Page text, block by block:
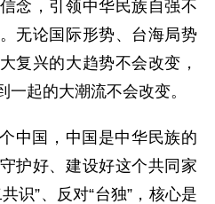
念，引领中华民族自强不
无论国际形势、台海局势
复兴的大趋势不会改变，
起的大潮流不会改变。
中国，中国是中华民族的
护好、建设好这个共同家
识”、反对“台独”，核心是